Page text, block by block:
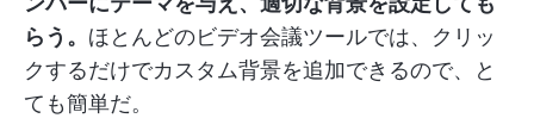
らう。 ほとんどのビデオ会議ツールでは、クリッ
クするだけでカスタム背景を追加できるので、と
ても簡単だ。